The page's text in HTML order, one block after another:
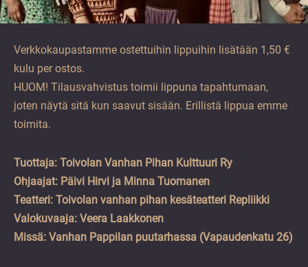
Verkkokaupastamme ostettuihin lippuihin lisätään 1,50 €
kulu per ostos.
HUOM! Tilausvahvistus toimii lippuna tapahtumaan,
joten näytä sitä kun saavut sisään. Erillistä lippua emme
toimita.
Tuottaja: Toivolan Vanhan Pihan Kulttuuri Ry
Ohjaajat: Päivi Hirvi ja Minna Tuomanen
Teatteri: Toivolan vanhan pihan kesäteatteri Repliikki
Valokuvaaja: Veera Laakkonen
Missä: Vanhan Pappilan puutarhassa (Vapaudenkatu 26)